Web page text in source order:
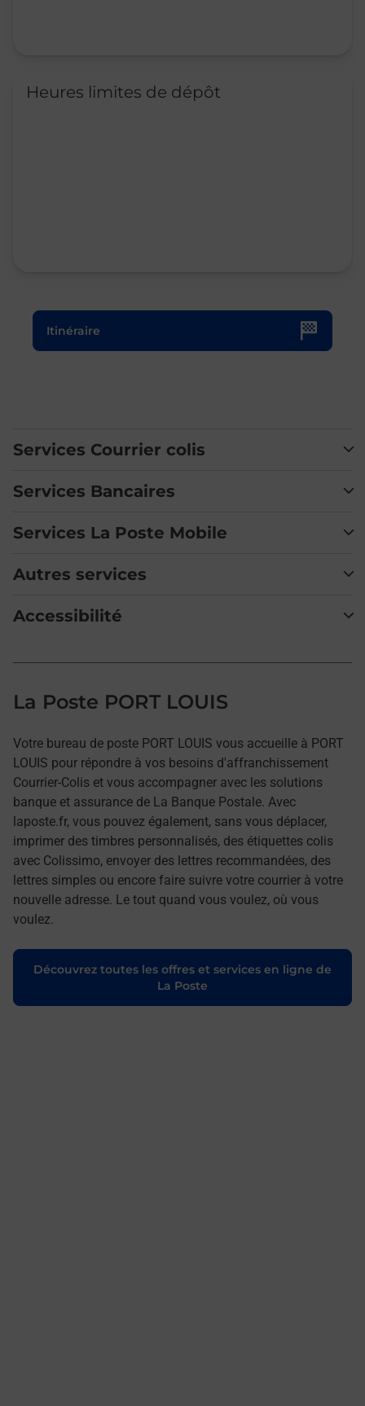
Heures limites de dépôt
Itinéraire
Le lien s'ouvre dans un nouvel onglet
Services Courrier colis
Services Bancaires
Services La Poste Mobile
Autres services
Accessibilité
La Poste PORT LOUIS
Votre bureau de poste PORT LOUIS vous accueille à PORT
LOUIS pour répondre à vos besoins d'affranchissement
Courrier-Colis et vous accompagner avec les solutions
banque et assurance de La Banque Postale. Avec
laposte.fr, vous pouvez également, sans vous déplacer,
imprimer des timbres personnalisés, des étiquettes colis
avec Colissimo, envoyer des lettres recommandées, des
lettres simples ou encore faire suivre votre courrier à votre
nouvelle adresse. Le tout quand vous voulez, où vous
voulez.
Découvrez toutes les offres et services en ligne de
La Poste